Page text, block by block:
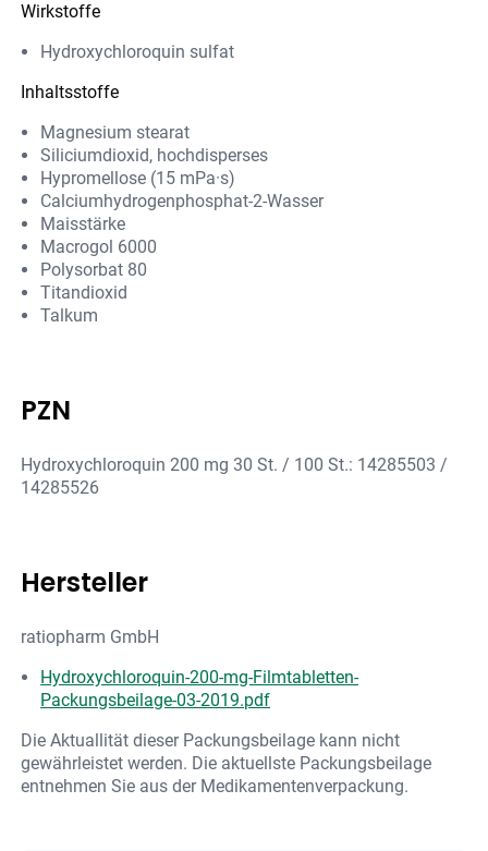
Wirkstoffe
Hydroxychloroquin sulfat
Inhaltsstoffe
Magnesium stearat
Siliciumdioxid, hochdisperses
Hypromellose (15 mPa·s)
Calciumhydrogenphosphat-2-Wasser
Maisstärke
Macrogol 6000
Polysorbat 80
Titandioxid
Talkum
PZN
Hydroxychloroquin 200 mg 30 St. / 100 St.: 14285503 /
14285526
Hersteller
ratiopharm GmbH
Hydroxychloroquin-200-mg-Filmtabletten-
Packungsbeilage-03-2019.pdf
Die Aktuallität dieser Packungsbeilage kann nicht
gewährleistet werden. Die aktuellste Packungsbeilage
entnehmen Sie aus der Medikamentenverpackung.